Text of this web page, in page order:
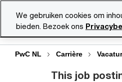
PwC NL Carrière
This job
We gebruiken cookies om
bieden. Bezoek ons